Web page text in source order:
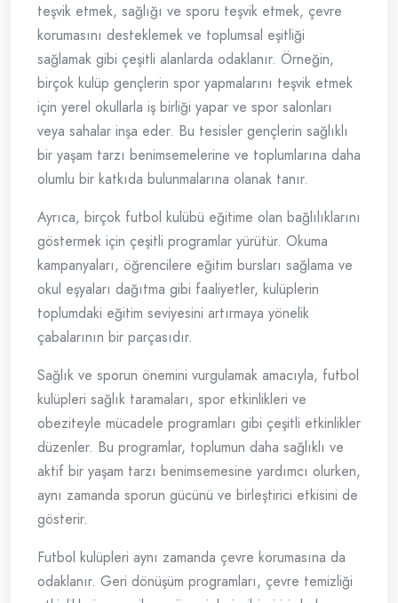
teşvik etmek, sağlığı ve sporu teşvik etmek, çevre
korumasını desteklemek ve toplumsal eşitliği
sağlamak gibi çeşitli alanlarda odaklanır. Örneğin,
birçok kulüp gençlerin spor yapmalarını teşvik etmek
için yerel okullarla iş birliği yapar ve spor salonları
veya sahalar inşa eder. Bu tesisler gençlerin sağlıklı
bir yaşam tarzı benimsemelerine ve toplumlarına daha
olumlu bir katkıda bulunmalarına olanak tanır.
Ayrıca, birçok futbol kulübü eğitime olan bağlılıklarını
göstermek için çeşitli programlar yürütür. Okuma
kampanyaları, öğrencilere eğitim bursları sağlama ve
okul eşyaları dağıtma gibi faaliyetler, kulüplerin
toplumdaki eğitim seviyesini artırmaya yönelik
çabalarının bir parçasıdır.
Sağlık ve sporun önemini vurgulamak amacıyla, futbol
kulüpleri sağlık taramaları, spor etkinlikleri ve
obeziteyle mücadele programları gibi çeşitli etkinlikler
düzenler. Bu programlar, toplumun daha sağlıklı ve
aktif bir yaşam tarzı benimsemesine yardımcı olurken,
aynı zamanda sporun gücünü ve birleştirici etkisini de
gösterir.
Futbol kulüpleri aynı zamanda çevre korumasına da
odaklanır. Geri dönüşüm programları, çevre temizliği